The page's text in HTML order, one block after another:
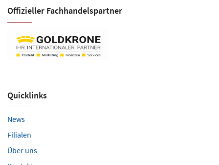
Offizieller Fachhandels­partner
Quicklinks
News
Filialen
Über uns